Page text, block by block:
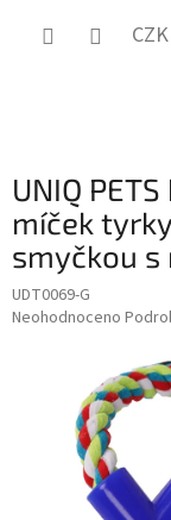
CZK
UNIQ
míček
smyčkou
UDT0069-G
Průměrné
hvězdiček.
Neohodnoceno